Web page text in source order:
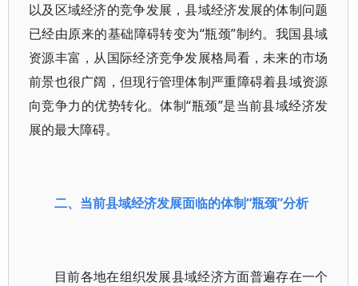
以及区域经济的竞争发展，县域经济发展的体制问题
已经由原来的基础障碍转变为“瓶颈”制约。我国县域
资源丰富，从国际经济竞争发展格局看，未来的市场
前景也很广阔，但现行管理体制严重障碍着县域资源
向竞争力的优势转化。体制“瓶颈”是当前县域经济发
展的最大障碍。
二、当前县域经济发展面临的体制“瓶颈”分析
目前各地在组织发展县域经济方面普遍存在一个